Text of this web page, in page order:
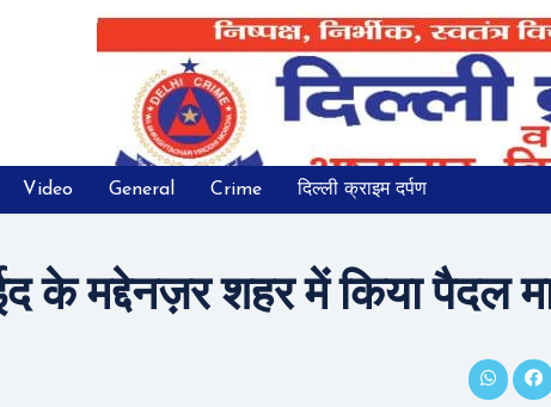
Video General Crime दिल्ली क्राइम दर्पण
के मद्देनज़र शहर में किया पैदल